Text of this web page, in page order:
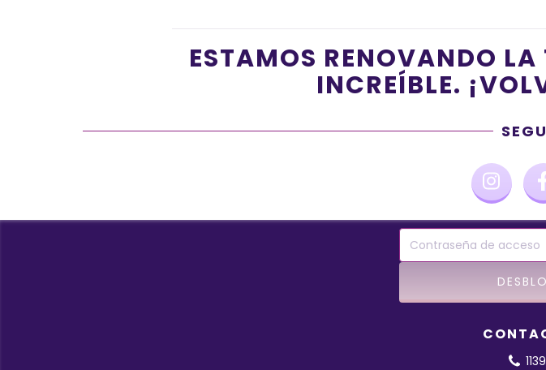
ESTAMOS RENOVANDO
INCREÍBLE.